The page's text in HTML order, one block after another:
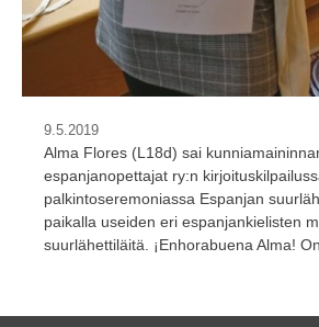
9.5.2019
Alma Flores (L18d) sai
espanjanopettajat ry:n
palkintoseremoniassa Espanjan
paikalla useiden eri espanjankielisten
suurlähettiläitä. ¡Enhorabuena Alma!